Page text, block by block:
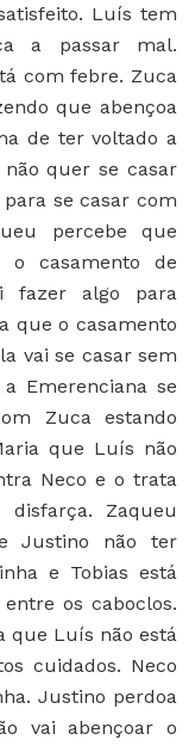
Luís tem
a passar mal.
com febre. Zuca
que abençoa
de ter voltado a
quer se casar
se casar com
percebe que
o casamento de
fazer algo para
que o casamento
vai se casar sem
Emerenciana se
Zuca estando
que Luís não
Neco e o trata
Zaqueu
Justino não ter
e Tobias está
os caboclos.
que Luís não está
cuidados. Neco
Justino perdoa
vai abençoar o